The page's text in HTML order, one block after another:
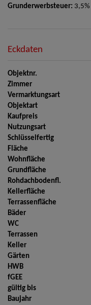
Grunderwerbsteuer: 3,5%
Eckdaten
Objektnr.
Zimmer
Vermarktungsart
Objektart
Kaufpreis
Nutzungsart
Schlüsselfertig
Fläche
Wohnfläche
Grundfläche
Rohdachbodenfl.
Kellerfläche
Terrassenfläche
Bäder
WC
Terrassen
Keller
Gärten
HWB
fGEE
gültig bis
Baujahr